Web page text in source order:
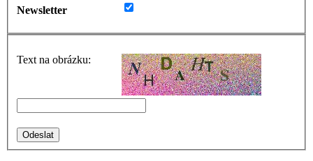
Newsletter
Text na obrázku: